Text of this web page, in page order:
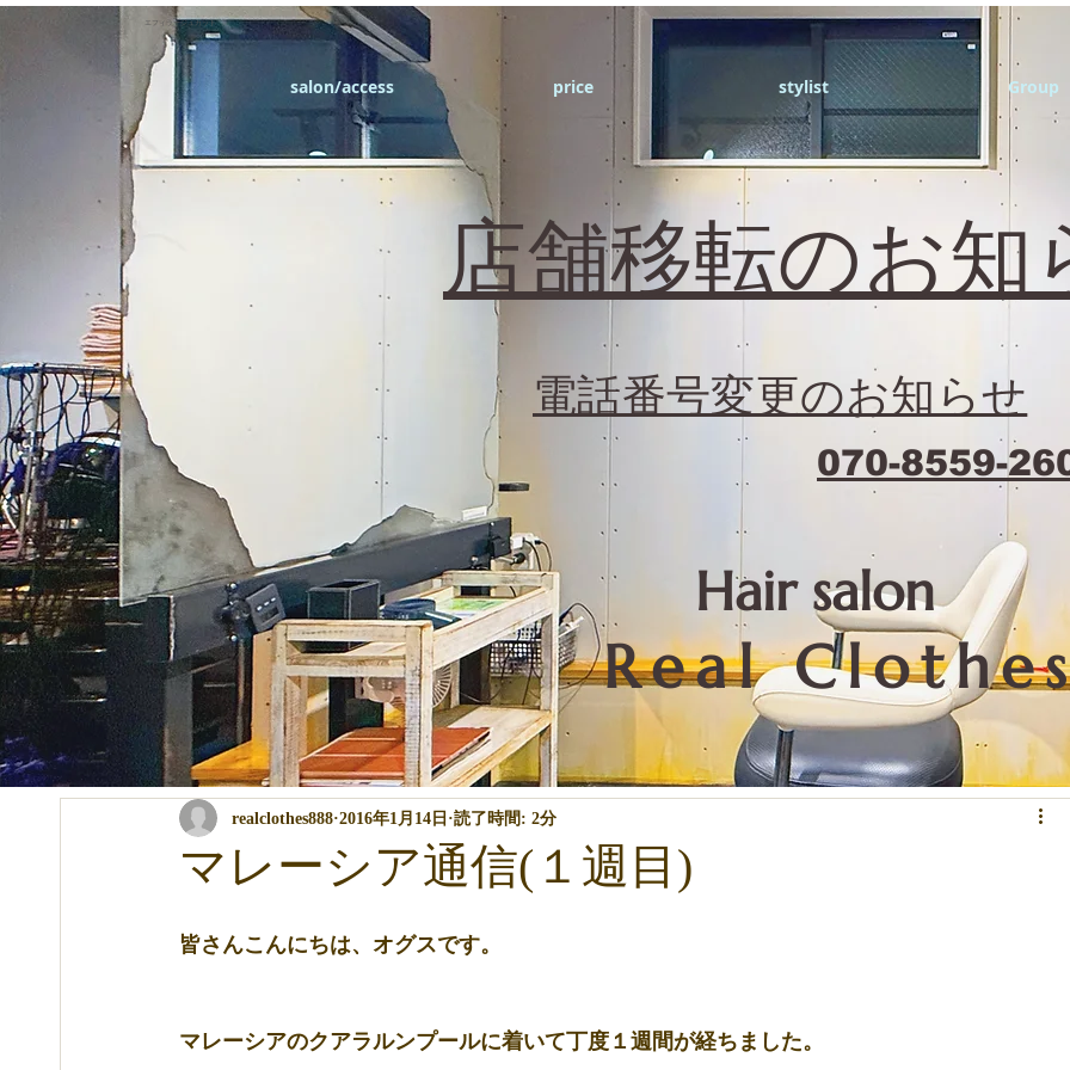
全ての記事 コンテスト・イベント関係 パーマ・カラー・トリートメントなど技術関係 重要なこと お知らせ
講習関係 ブログ
マレーシア通信(１週目)
realclothes888 2016年1月14日 読了時間: 2分
皆さんこんにちは、オグスです。
マレーシアのクアラルンプールに着いて丁度１週間が経ちました。
エフィラージュカット
店舗移転のお知
電話番号変更のお知らせ
070-8559-
​Hair salon
Real
salon/access price stylist Group